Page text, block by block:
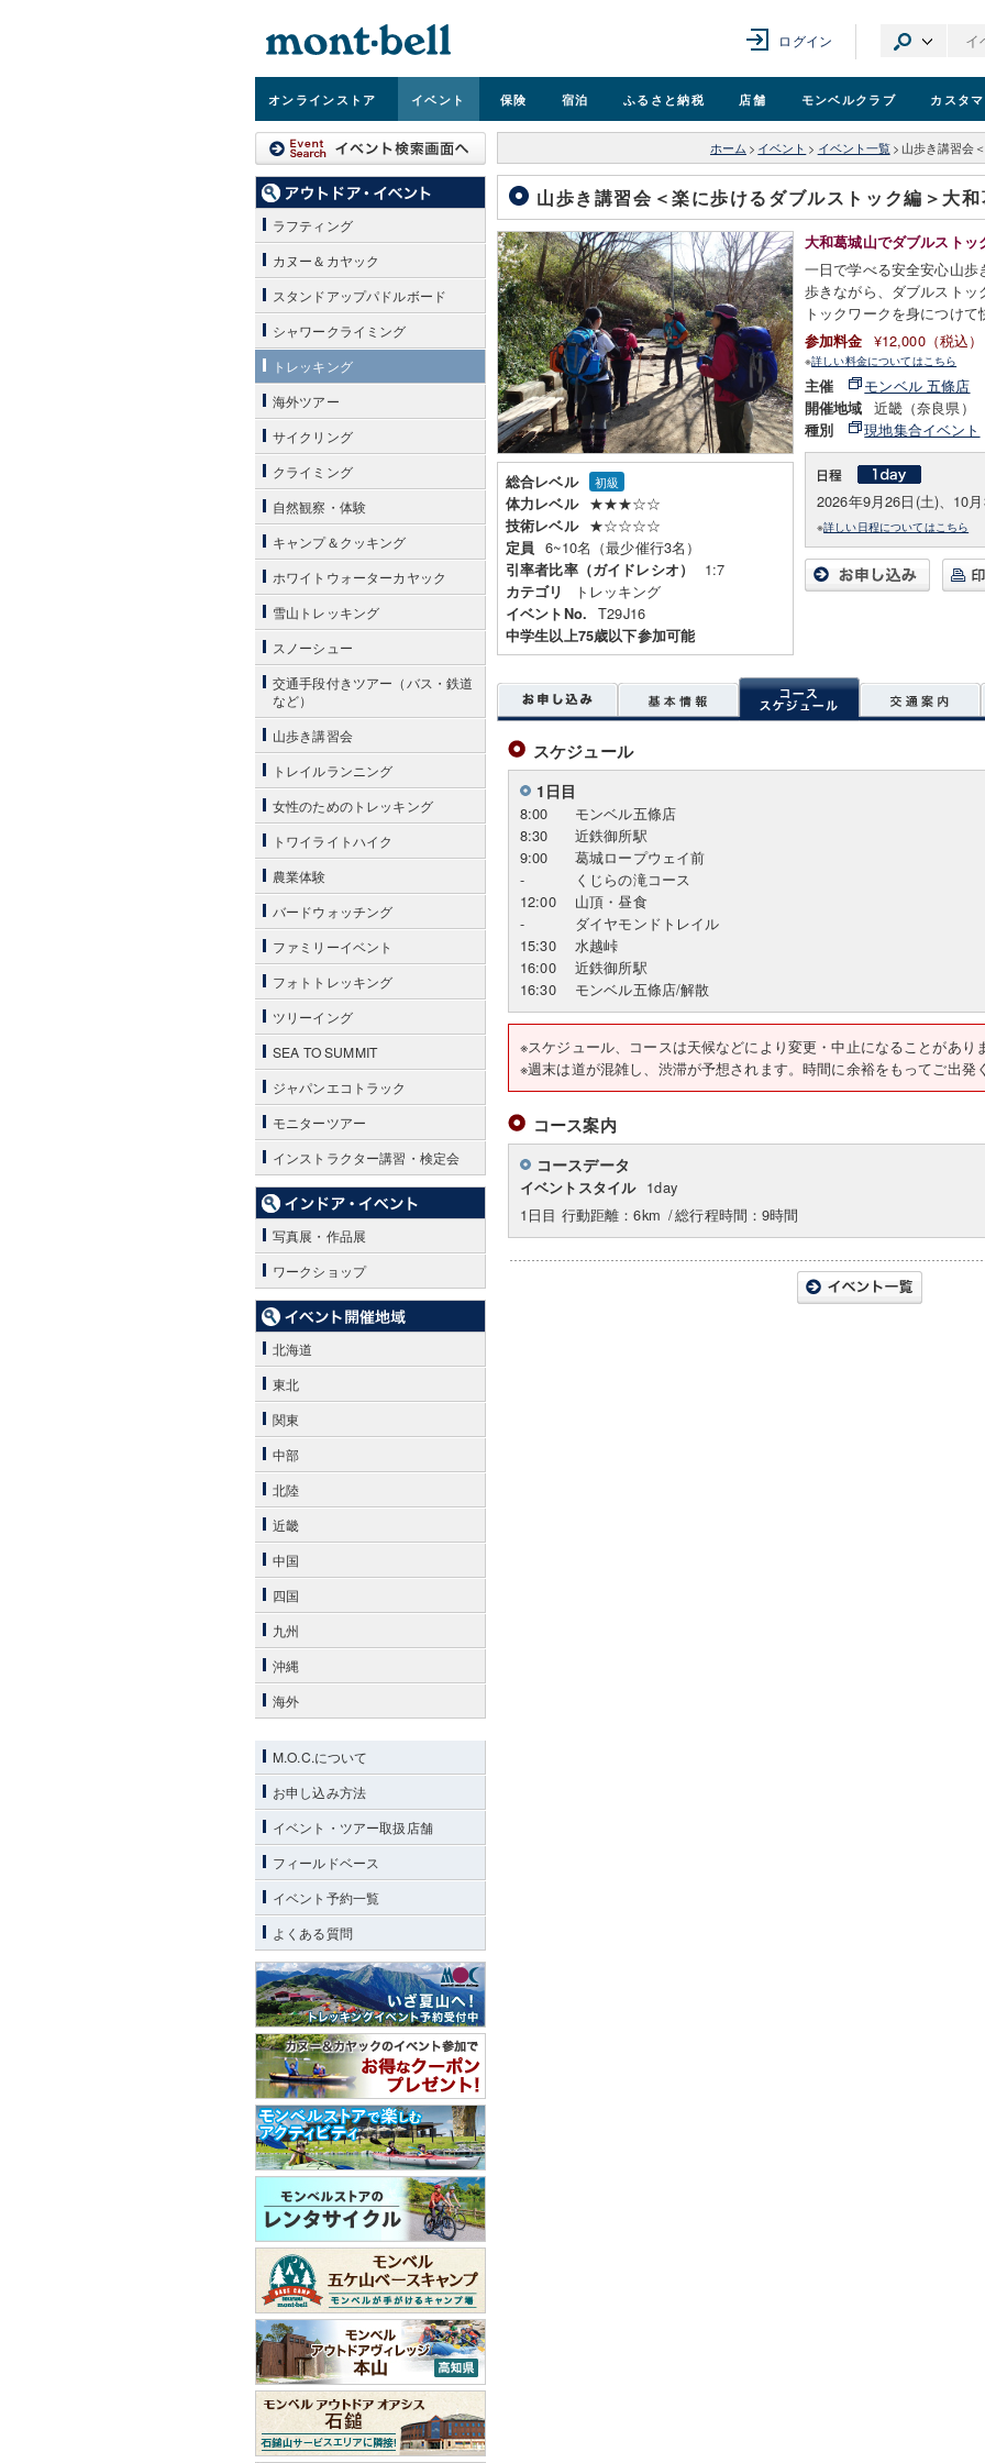
ログイン
オンラインストア イベント 保険 宿泊 ふるさと納税 店舗 モンベルクラブ カスタ
ホーム > イベント > イベント一覧 > 山歩き講習会
山歩き講習会＜楽に歩けるダブルストック編＞大和
総合レベル 初級
体力レベル ★★★☆☆
技術レベル ★☆☆☆☆
定員 6~10名（最少催行3名）
引率者比率（ガイドレシオ） 1:7
カテゴリ トレッキング
イベントNo. T29J16
中学生以上75歳以下参加可能
大和葛城山でダブルストッ
一日で学べる安全安心山
歩きながら、ダブルスト
トックワークを身につけ
参加料金 ¥12,000（税込）
※詳しい料金についてはこちら
主催 モンベル 五條店
開催地域 近畿（奈良県）
種別 現地集合イベント
2026年9月26日(土)、10
※詳しい日程についてはこちら
スケジュール
1日目
8:00
モンベル五條店
8:30
近鉄御所駅
9:00
葛城ロープウェイ前
-
くじらの滝コース
12:00
山頂・昼食
-
ダイヤモンドトレイル
15:30
水越峠
16:00
近鉄御所駅
16:30
モンベル五條店/解散
※スケジュール、コースは天候などにより変更・中止になることがありま
※週末は道が混雑し、渋滞が予想されます。時間に余裕をもってご出発
コース案内
コースデータ
イベントスタイル 1day
1日目 行動距離：6km /総行程時間：9時間
ラフティング
カヌー＆カヤック
スタンドアップパドルボード
シャワークライミング
トレッキング
海外ツアー
サイクリング
クライミング
自然観察・体験
キャンプ＆クッキング
ホワイトウォーターカヤック
雪山トレッキング
スノーシュー
交通手段付きツアー（バス・鉄道
など）
山歩き講習会
トレイルランニング
女性のためのトレッキング
トワイライトハイク
農業体験
バードウォッチング
ファミリーイベント
フォトトレッキング
ツリーイング
SEA TO SUMMIT
ジャパンエコトラック
モニターツアー
インストラクター講習・検定会
写真展・作品展
ワークショップ
北海道
東北
関東
中部
北陸
近畿
中国
四国
九州
沖縄
海外
M.O.C.について
お申し込み方法
イベント・ツアー取扱店舗
フィールドベース
イベント予約一覧
よくある質問